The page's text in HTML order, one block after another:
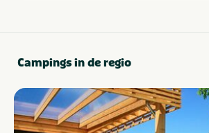
Campings in de regio